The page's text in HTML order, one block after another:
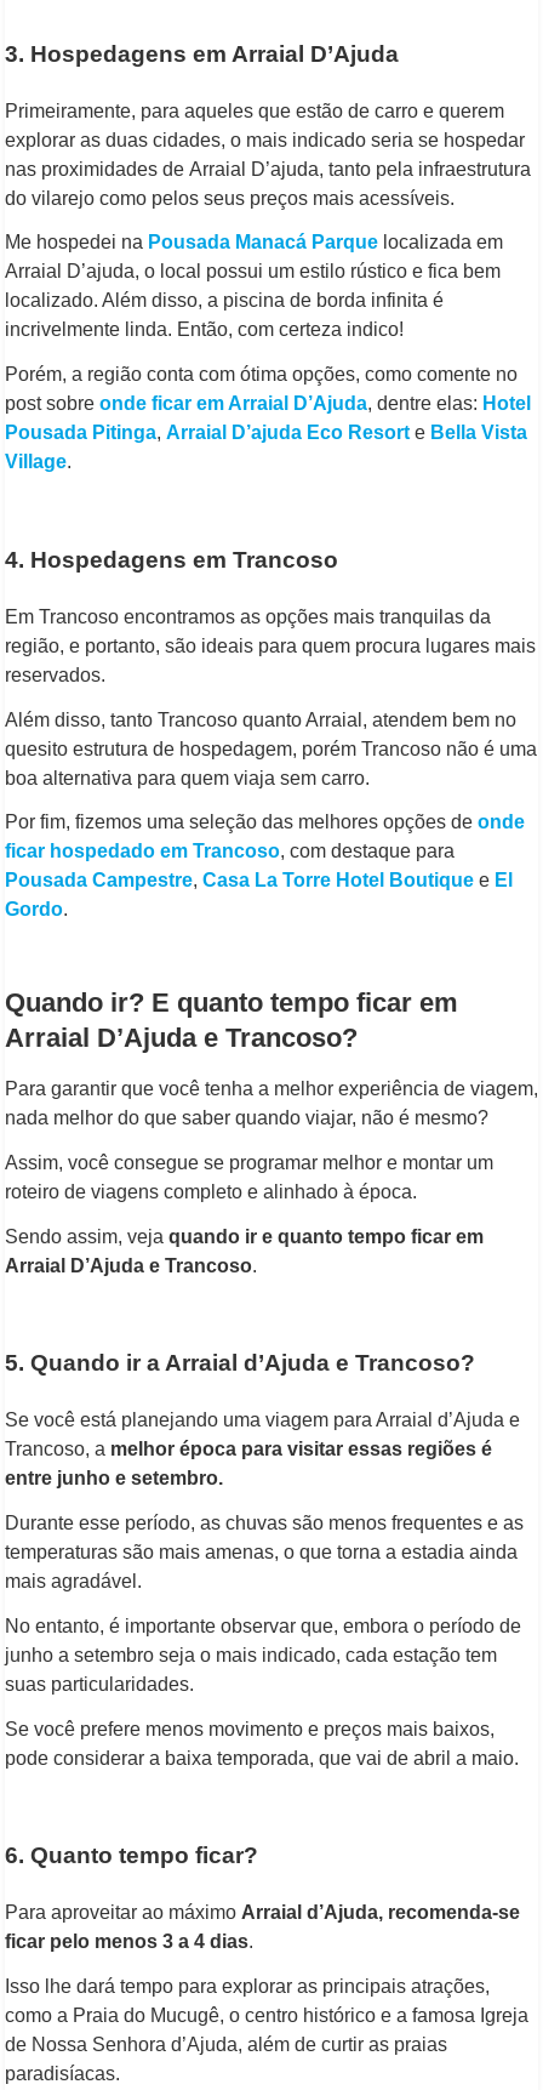
3. Hospedagens em Arraial D’Ajuda
Primeiramente, para aqueles que estão de carro e querem
explorar as duas cidades, o mais indicado seria se hospedar
nas proximidades de Arraial D’ajuda, tanto pela infraestrutura
do vilarejo como pelos seus preços mais acessíveis.
Me hospedei na Pousada Manacá Parque localizada em
Arraial D’ajuda, o local possui um estilo rústico e fica bem
localizado. Além disso, a piscina de borda infinita é
incrivelmente linda. Então, com certeza indico!
Porém, a região conta com ótima opções, como comente no
post sobre onde ficar em Arraial D’Ajuda, dentre elas: Hotel
Pousada Pitinga, Arraial D’ajuda Eco Resort e Bella Vista
Village.
4. Hospedagens em Trancoso
Em Trancoso encontramos as opções mais tranquilas da
região, e portanto, são ideais para quem procura lugares mais
reservados.
Além disso, tanto Trancoso quanto Arraial, atendem bem no
quesito estrutura de hospedagem, porém Trancoso não é uma
boa alternativa para quem viaja sem carro.
Por fim, fizemos uma seleção das melhores opções de onde
ficar hospedado em Trancoso, com destaque para
Pousada Campestre, Casa La Torre Hotel Boutique e El
Gordo.
Quando ir? E quanto tempo ficar em
Arraial D’Ajuda e Trancoso?
Para garantir que você tenha a melhor experiência de viagem,
nada melhor do que saber quando viajar, não é mesmo?
Assim, você consegue se programar melhor e montar um
roteiro de viagens completo e alinhado à época.
Sendo assim, veja quando ir e quanto tempo ficar em
Arraial D’Ajuda e Trancoso.
5. Quando ir a Arraial d’Ajuda e Trancoso?
Se você está planejando uma viagem para Arraial d’Ajuda e
Trancoso, a melhor época para visitar essas regiões é
entre junho e setembro.
Durante esse período, as chuvas são menos frequentes e as
temperaturas são mais amenas, o que torna a estadia ainda
mais agradável.
No entanto, é importante observar que, embora o período de
junho a setembro seja o mais indicado, cada estação tem
suas particularidades.
Se você prefere menos movimento e preços mais baixos,
pode considerar a baixa temporada, que vai de abril a maio.
6. Quanto tempo ficar?
Para aproveitar ao máximo Arraial d’Ajuda, recomenda-se
ficar pelo menos 3 a 4 dias.
Isso lhe dará tempo para explorar as principais atrações,
como a Praia do Mucugê, o centro histórico e a famosa Igreja
de Nossa Senhora d’Ajuda, além de curtir as praias
paradisíacas.